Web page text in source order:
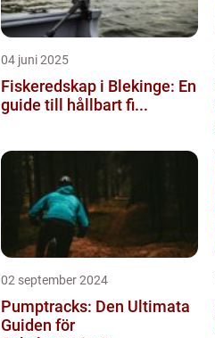
04 juni 2025
Fiskeredskap i Blekinge: En
guide till hållbart fi...
02 september 2024
Pumptracks: Den Ultimata
Guiden för